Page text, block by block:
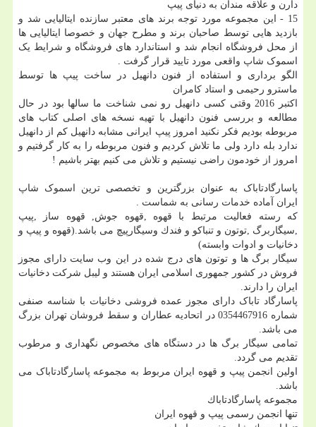
دارن و علاقه مندان به دنیای پیپ
15 - این مجموعه مورد توجه برند های معتبر سازنده ایتالیایی شد و
بازدید هایی توسط صاحبان برند و مطرح جهان و خصوصا ایتالیایی ها
از محل فروشگاه انجام شد و استاندارد های فروشگاه و شرایط یک
اسموک شاپ واقعی مورد تایید قرار گرفت .
الگو برداری و استفاده از فنون دانهیل در ساخت پیپ ها توسط
ماسترو رحیمی و استاد کامران
اکتبر 2016 وقتی کسی دانهیل رو نمی شناخت ما سالها بود در حال
مطالعه و بررسی فنون دانهیل با تهیه نسخه های اصلی کتاب های
مربوطه بودیم فکر نکنید امروز پیپ ایرانی مشابه دانهیل کم از دانهیل
ندارد بله دارد ولی ما تلاش کردیم و فنون مربوطه را به کار گرفتیم و
امروز از خودمون راضی نیستیم و تلاش می کنیم بهتر باشیم !
پاسارگادتاباک به عنوان بزرگترین و تخصصی ترین اسموک شاپ
ایران آماده خدمات رسانی به شماست .
که رسته فعالیت مرتبط با قهوه ,قهوه جوش, قهوه ساز ,پیپ
,سیگاربرگ ,توتون و تنباکو و فندك وسیگارپیچ می باشد.(قهوه و پيپ و
دخانیات و ادوات وابسته)
سیگار برگ ها و توتون های درج شده در این وب سایت دارای مجوز
فروش در کشور جمهوری اسلامی ایران هستند و لیبل شرکت دخانیات
ایران را دارند.
پاسارگاد تاباک دارای مجوز عمده فروشی دخانیات با شناسه صنفی
شماره 0354467916 در اتحادیه عطاران و سقط فروشان تهران بزرگ
می باشد.
تمامی سیگار برگ ها در دستگاه های مخصوص نگهداری و مرطوب
تقدیم می گردد.
اولین انجمن پیپ و قهوه ایران مربوط به مجموعه پاسارگادتاباک می
باشد.
مجموعه پاسارگادتاباك
تنها انجمن رسمی پيپ و قهوه ايران